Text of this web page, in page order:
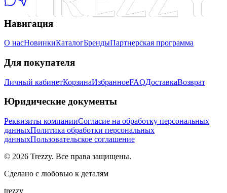
Навигация
О насНовинкиКаталогБрендыПартнерская программа
Для покупателя
Личный кабинетКорзинаИзбранноеFAQДоставкаВозврат
Юридические документы
Реквизиты компанииСогласие на обработку персональных
данныхПолитика обработки персональных
данныхПользовательское соглашение
© 2026 Trezzy. Все права защищены.
Сделано с любовью к деталям
trezzy